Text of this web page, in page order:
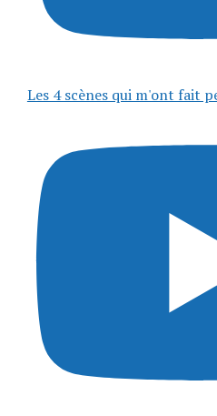
Les 4 scènes qui m'ont fait